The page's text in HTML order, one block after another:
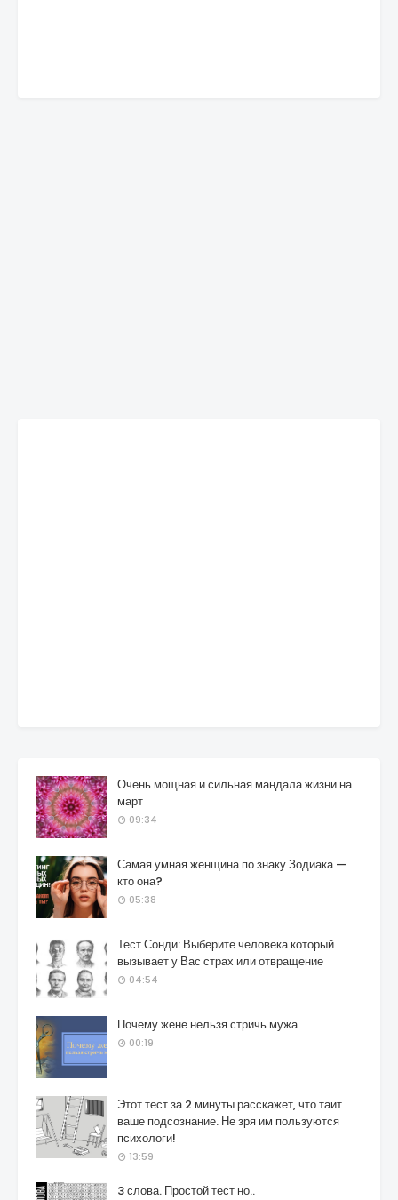
Очень мощная и сильная мандала жизни на
март
09:34
Самая умная женщина по знаку Зодиака —
кто она?
05:38
Тест Сонди: Выберите человека который
вызывает у Вас страх или отвращение
04:54
Почему жене нельзя стричь мужа
00:19
Этот тест за 2 минуты расскажет, что таит
ваше подсознание. Не зря им пользуются
психологи!
13:59
3 слова. Простой тест но..